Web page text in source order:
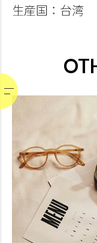
生産国：台湾